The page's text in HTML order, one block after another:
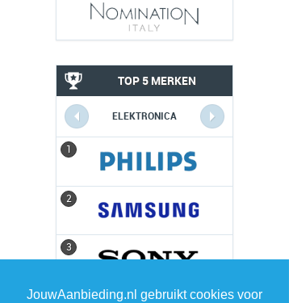
JouwAanbieding.nl gebruikt cookies voor
TOP 5 MERKEN
ELEKTRONICA
1
2
3
4 4